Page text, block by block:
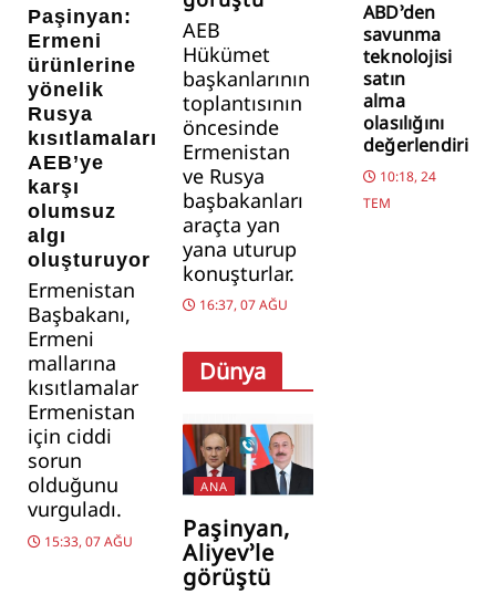
Paşinyan:
Ermeni
ürünlerine
yönelik
Rusya
kısıtlamaları,
AEB’ye
karşı
olumsuz
algı
oluşturuyor
Ermenistan
Başbakanı,
Ermeni
mallarına
kısıtlamalar
Ermenistan
için ciddi
sorun
olduğunu
vurguladı.
15:33, 07 AĞU
AEB
Hükümet
başkanlarının
toplantısının
öncesinde
Ermenistan
ve Rusya
başbakanları
araçta yan
yana uturup
konuşturlar.
16:37, 07 AĞU
Dünya
ANA
Paşinyan,
Aliyev’le
görüştü
ABD’den
savunma
teknolojisi
satın
alma
olasılığını
değerlendiriyor
10:18, 24
TEM